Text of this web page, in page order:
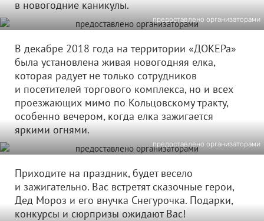
в новогодние каникулы.
предоставлено организаторами
В декабре 2018 года на территории «ДОКЕРа»
была установлена живая новогодняя елка,
которая радует не только сотрудников
и посетителей торгового комплекса, но и всех
проезжающих мимо по Кольцовскому тракту,
особенно вечером, когда елка зажигается
яркими огнями.
предоставлено организаторами
Приходите на праздник, будет весело
и зажигательно. Вас встретят сказочные герои,
Дед Мороз и его внучка Снегурочка. Подарки,
конкурсы и сюрпризы ожидают Вас!